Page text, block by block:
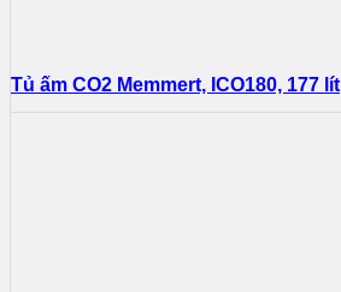
Tủ ấm CO2 Memmert, ICO180, 177 lít